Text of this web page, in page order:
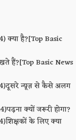
क्या है?[Top Basic
हैं?[Top Basic News
न्यूज़ से कैसे अलग
क्यों जरूरी होगा?
के लिए क्या